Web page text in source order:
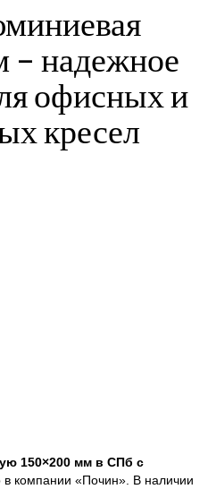
надежное
офисных и
кресел
150×200 мм в СПб с
компании «Почин». В наличии